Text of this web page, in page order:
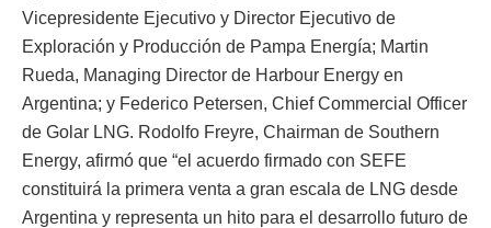
Vicepresidente Ejecutivo y Director Ejecutivo de
Exploración y Producción de Pampa Energía; Martin
Rueda, Managing Director de Harbour Energy en
Argentina; y Federico Petersen, Chief Commercial Officer
de Golar LNG. Rodolfo Freyre, Chairman de Southern
Energy, afirmó que “el acuerdo firmado con SEFE
constituirá la primera venta a gran escala de LNG desde
Argentina y representa un hito para el desarrollo futuro de